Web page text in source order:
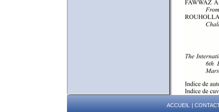
ACCUEIL |